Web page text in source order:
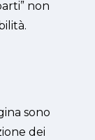
non
sono
dei